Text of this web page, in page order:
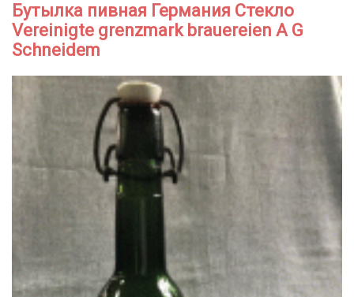
Бутылка пивная Германия Стекло
Vereinigte grenzmark brauereien A G
Schneidem